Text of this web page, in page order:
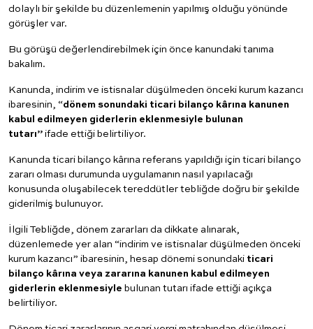
dolaylı bir şekilde bu düzenlemenin yapılmış olduğu yönünde
görüşler var.
Bu görüşü değerlendirebilmek için önce kanundaki tanıma
bakalım.
Kanunda, indirim ve istisnalar düşülmeden önceki kurum kazancı
ibaresinin, “dönem sonundaki ticari bilanço kârına kanunen
kabul edilmeyen giderlerin eklenmesiyle bulunan
tutarı” ifade ettiği belirtiliyor.
Kanunda ticari bilanço kârına referans yapıldığı için ticari bilanço
zararı olması durumunda uygulamanın nasıl yapılacağı
konusunda oluşabilecek tereddütler tebliğde doğru bir şekilde
giderilmiş bulunuyor.
İlgili Tebliğde, dönem zararları da dikkate alınarak,
düzenlemede yer alan “indirim ve istisnalar düşülmeden önceki
kurum kazancı” ibaresinin, hesap dönemi sonundaki ticari
bilanço kârına veya zararına kanunen kabul edilmeyen
giderlerin eklenmesiyle bulunan tutarı ifade ettiği açıkça
belirtiliyor.